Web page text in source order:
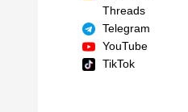
Threads
Telegram
YouTube
TikTok